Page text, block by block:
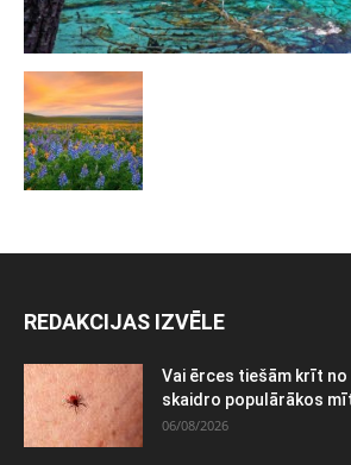
REDAKCIJAS IZVĒLE
Vai ērces tiešām krīt
skaidro populārākos
06/08/2026